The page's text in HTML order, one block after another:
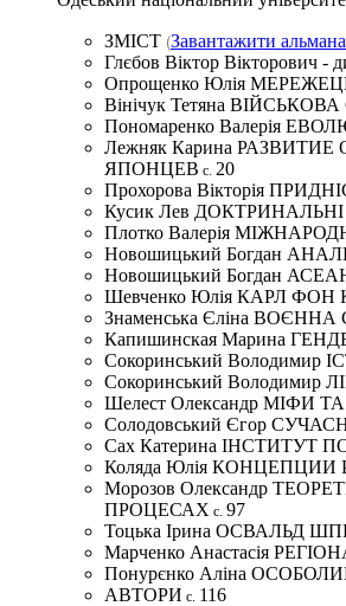
ЗМІСТ (Завантажити
Глєбов Віктор Вікторович -
Опрощенко Юлія
Вінічук Тетяна
Пономаренко Валерія
Лежняк Карина
ЯПОНЦЕВ с. 20
Прохорова Вікторія
Кусик Лев
Плотко Валерія
Новошицький Богдан
Новошицький Богдан
Шевченко Юлія КАРЛ
Знаменська Єліна
Капишинская Марина
Сокоринський
Сокоринський
Шелест Олександр
Солодовський Єгор
Сах Катерина ІНСТИТУТ
Коляда Юлія
Морозов Олександр
ПРОЦЕСАХ с. 97
Тоцька Ірина ОСВАЛЬД
Марченко Анастасія
Понурєнко Аліна
АВТОРИ с. 116